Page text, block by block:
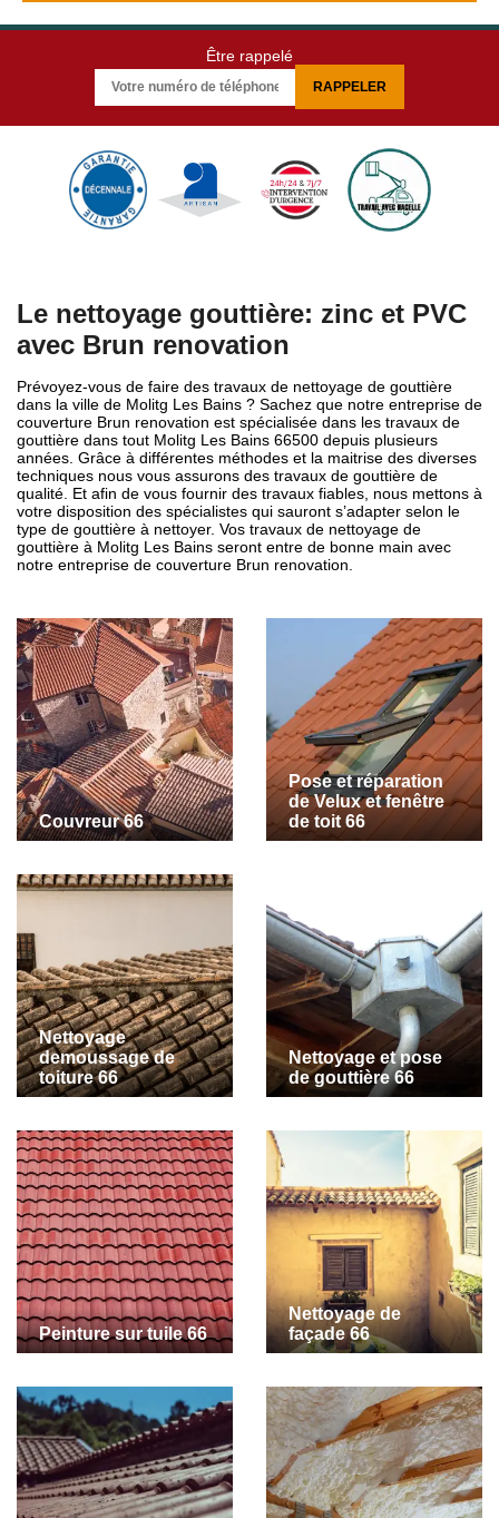
Être rappelé
Le nettoyage gouttière: zinc et PVC
avec Brun renovation
Prévoyez-vous de faire des travaux de nettoyage de gouttière
dans la ville de Molitg Les Bains ? Sachez que notre entreprise de
couverture Brun renovation est spécialisée dans les travaux de
gouttière dans tout Molitg Les Bains 66500 depuis plusieurs
années. Grâce à différentes méthodes et la maitrise des diverses
techniques nous vous assurons des travaux de gouttière de
qualité. Et afin de vous fournir des travaux fiables, nous mettons à
votre disposition des spécialistes qui sauront s’adapter selon le
type de gouttière à nettoyer. Vos travaux de nettoyage de
gouttière à Molitg Les Bains seront entre de bonne main avec
notre entreprise de couverture Brun renovation.
Couvreur 66
Pose et réparation
de Velux et fenêtre
de toit 66
Nettoyage
demoussage de
toiture 66
Nettoyage et pose
de gouttière 66
Peinture sur tuile 66
Nettoyage de
façade 66